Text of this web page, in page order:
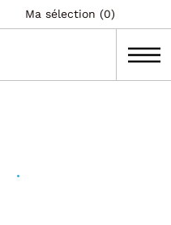
Ma sélection (0)